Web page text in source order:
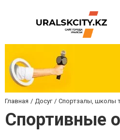
Главная Досуг Спортзалы, школы
Спортивные